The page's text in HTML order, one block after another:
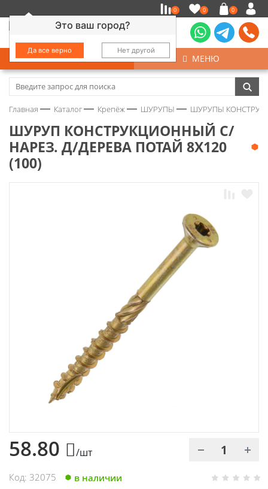
Это ваш город?
Да все верно Нет другой
0 0 0
КАТАЛОГ МЕНЮ
Замочно-скобяные изделия
Колеса
Электроды и проволока
Главная Каталог Крепёж ШУРУПЫ ШУРУПЫ
ШУРУП КОНСТРУКЦИОННЫЙ С/
НАРЕЗ. Д/ДЕРЕВА ПОТАЙ 8Х120
(100)
58.80 /шт
Код: 32075 в наличии